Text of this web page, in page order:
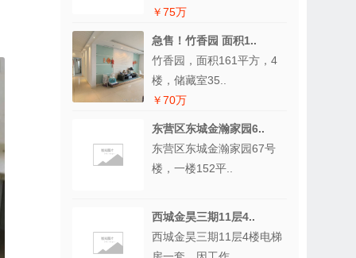
￥75万
急售！竹香园 面积1..
竹香园，面积161平方，4
楼，储藏室35..
￥70万
东营区东城金瀚家园6..
东营区东城金瀚家园67号
楼，一楼152平..
西城金昊三期11层4..
西城金昊三期11层4楼电梯